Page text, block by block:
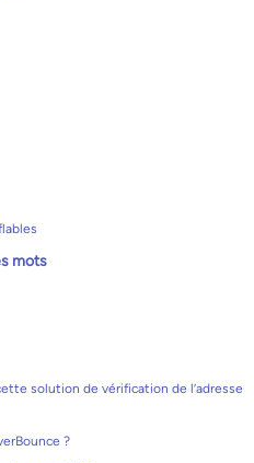
mots
solution de vérification de l’adresse
?